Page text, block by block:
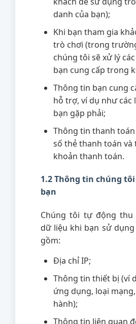
danh của bạn);
Khi bạn tham gia
trò chơi (trong
chúng tôi sẽ xử lý
bạn cung cấp trong
Thông tin bạn cung
hỗ trợ, ví dụ như các
bạn gặp phải;
Thông tin thanh
số thẻ thanh toán
khoản thanh toán.
1.2 Thông tin chúng
bạn
Chúng tôi tự động
dữ liệu khi bạn sử
gồm:
Địa chỉ IP;
Thông tin thiết bị (ví
ứng dụng, loại
hành);
Thông tin liên quan